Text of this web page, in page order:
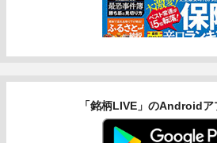
「銘柄LIVE」のAndroidア